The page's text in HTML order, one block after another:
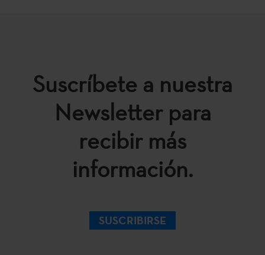
Suscríbete a nuestra
Newsletter para
recibir más
información.
SUSCRIBIRSE